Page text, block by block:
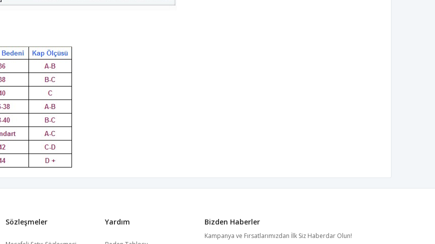
Sözleşmeler Yardım Bizden Haberler
Kampanya ve Fırsatlarımızdan İlk Siz Haberdar Olun!